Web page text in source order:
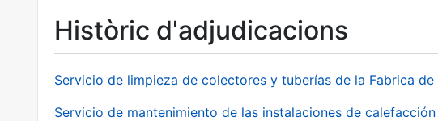
Històric d'adjudicacions
Servicio de limpieza de colectores y tuberías de la Fabrica de
Servicio de mantenimiento de las instalaciones de